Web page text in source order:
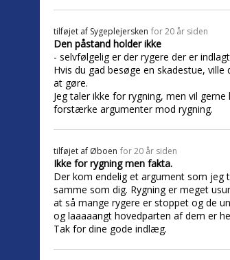
tilføjet af Sygeplejersken for 20 år siden
Den påstand holder ikke
- selvfølgelig er der rygere der er
Hvis du gad besøge en skadestue,
at gøre.
Jeg taler ikke for rygning, men vil
forstærke argumenter mod rygning.
tilføjet af Øboen for 20 år siden
Ikke for rygning men fakta.
Der kom endelig et argument som
samme som dig. Rygning er meget
at så mange rygere er stoppet og de
og laaaaangt hovedparten af dem er
Tak for dine gode indlæg.